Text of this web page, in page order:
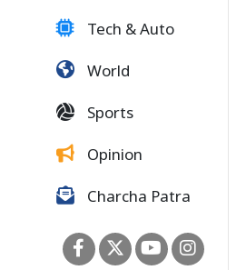
Tech & Auto
World
Sports
Opinion
Charcha Patra